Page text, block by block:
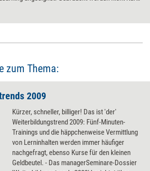
zum Thema:
2009
Kürzer, schneller, billiger! Das ist 'der'
Weiterbildungstrend 2009: Fünf-Minuten-
Trainings und die häppchenweise Vermittlung
von Lerninhalten werden immer häufiger
nachgefragt, ebenso Kurse für den kleinen
Geldbeutel. - Das managerSeminare-Dossier